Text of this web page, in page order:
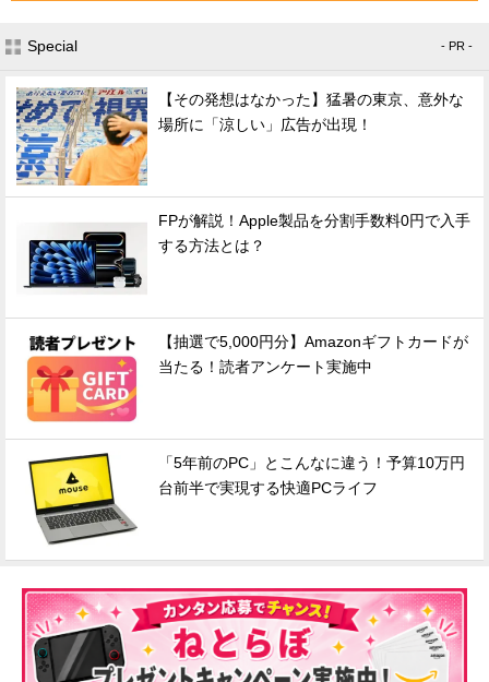
Special - PR -
【その発想はなかった】猛暑の東京、意外な
場所に「涼しい」広告が出現！
FPが解説！Apple製品を分割手数料0円で入手
する方法とは？
【抽選で5,000円分】Amazonギフトカードが
当たる！読者アンケート実施中
「5年前のPC」とこんなに違う！予算10万円
台前半で実現する快適PCライフ